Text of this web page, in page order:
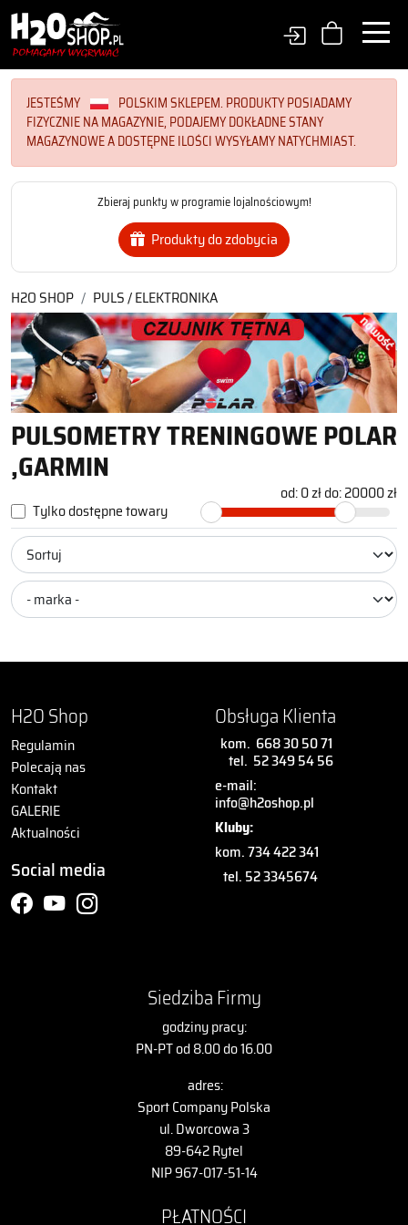
JESTEŚMY
POLSKIM SKLEPEM. PRODUKTY POSIADAMY
FIZYCZNIE NA MAGAZYNIE, PODAJEMY DOKŁADNE STANY
MAGAZYNOWE A DOSTĘPNE ILOŚCI WYSYŁAMY NATYCHMIAST.
Zbieraj punkty w programie lojalnościowym!
Produkty do zdobycia
H2O SHOP PULS / ELEKTRONIKA
PULSOMETRY TRENINGOWE POLAR
,GARMIN
Tylko dostępne towary
od:0 złdo:20000 zł
H2O Shop
Regulamin
Polecają nas
Kontakt
GALERIE
Aktualności
Social media
Obsługa Klienta
kom. 668 30 50 71
tel. 52 349 54 56
e-mail:
info@h2oshop.pl
Kluby:
kom. 734 422 341
tel. 52 3345674
Siedziba Firmy
godziny pracy:
PN-PT od 8.00 do 16.00
adres:
Sport Company Polska
ul. Dworcowa 3
89-642 Rytel
NIP 967-017-51-14
PŁATNOŚCI